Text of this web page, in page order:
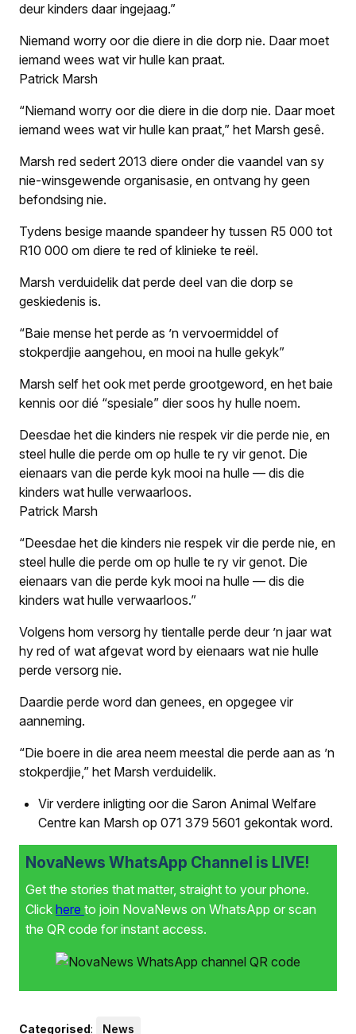
deur kinders daar ingejaag.”
Niemand worry oor die diere in die dorp nie. Daar moet
iemand wees wat vir hulle kan praat.
Patrick Marsh
“Niemand worry oor die diere in die dorp nie. Daar moet
iemand wees wat vir hulle kan praat,” het Marsh gesê.
Marsh red sedert 2013 diere onder die vaandel van sy
nie-winsgewende organisasie, en ontvang hy geen
befondsing nie.
Tydens besige maande spandeer hy tussen R5 000 tot
R10 000 om diere te red of klinieke te reël.
Marsh verduidelik dat perde deel van die dorp se
geskiedenis is.
“Baie mense het perde as ’n vervoermiddel of
stokperdjie aangehou, en mooi na hulle gekyk”
Marsh self het ook met perde grootgeword, en het baie
kennis oor dié “spesiale” dier soos hy hulle noem.
Deesdae het die kinders nie respek vir die perde nie, en
steel hulle die perde om op hulle te ry vir genot. Die
eienaars van die perde kyk mooi na hulle — dis die
kinders wat hulle verwaarloos.
Patrick Marsh
“Deesdae het die kinders nie respek vir die perde nie, en
steel hulle die perde om op hulle te ry vir genot. Die
eienaars van die perde kyk mooi na hulle — dis die
kinders wat hulle verwaarloos.”
Volgens hom versorg hy tientalle perde deur ’n jaar wat
hy red of wat afgevat word by eienaars wat nie hulle
perde versorg nie.
Daardie perde word dan genees, en opgegee vir
aanneming.
“Die boere in die area neem meestal die perde aan as ’n
stokperdjie,” het Marsh verduidelik.
Vir verdere inligting oor die Saron Animal Welfare
Centre kan Marsh op 071 379 5601 gekontak word.
NovaNews WhatsApp Channel is LIVE!
Get the stories that matter, straight to your phone.
Click here to join NovaNews on WhatsApp or scan
the QR code for instant access.
Categorised: News